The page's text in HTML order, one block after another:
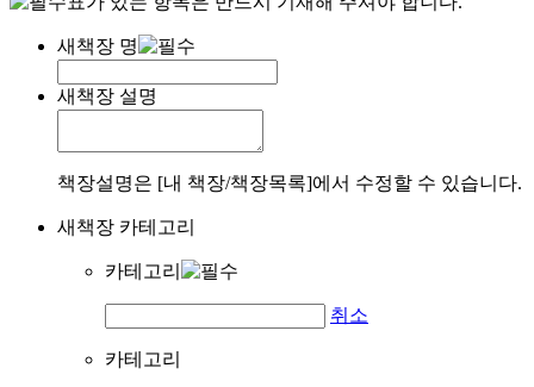
새책장 명
새책장 설명
책장설명은 [내 책장/책장목록]에서 수정할 수 있습니다.
새책장 카테고리
카테고리
취소
카테고리